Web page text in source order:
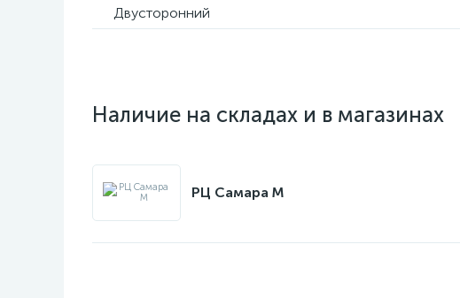
Двусторонний
Наличие на складах и в магазинах
РЦ Самара M